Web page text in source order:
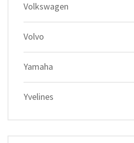
Volkswagen
Volvo
Yamaha
Yvelines